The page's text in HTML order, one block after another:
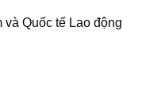
Quốc tế Lao động